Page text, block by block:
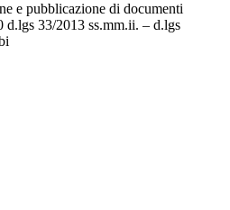
e pubblicazione di documenti
33/2013 ss.mm.ii. – d.lgs